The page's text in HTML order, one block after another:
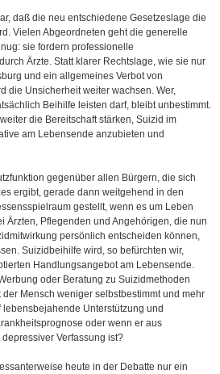
daß die neu entschiedene Gesetzeslage die
Vielen Abgeordneten geht die generelle
sie fordern professionelle
Ärzte. Statt klarer Rechtslage, wie sie nur
und ein allgemeines Verbot von
die Unsicherheit weiter wachsen. Wer,
Beihilfe leisten darf, bleibt unbestimmt.
die Bereitschaft stärken, Suizid im
am Lebensende anzubieten und
gegenüber allen Bürgern, die sich
ergibt, gerade dann weitgehend in den
gestellt, wenn es um Leben
Ärzten, Pflegenden und Angehörigen, die nun
persönlich entscheiden können,
Suizidbeihilfe wird, so befürchten wir,
Handlungsangebot am Lebensende.
oder Beratung zu Suizidmethoden
Mensch weniger selbstbestimmt und mehr
Unterstützung und
oder wenn er aus
Verfassung ist?
heute in der Debatte nur ein